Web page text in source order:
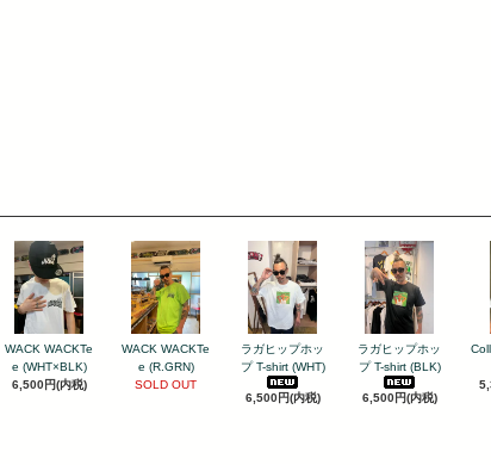
WACK WACKTe
e (WHT×BLK)
6,500円(内税)
WACK WACKTe
e (R.GRN)
SOLD OUT
ラガヒップホッ
プ T-shirt (WHT)
6,500円(内税)
ラガヒップホッ
プ T-shirt (BLK)
6,500円(内税)